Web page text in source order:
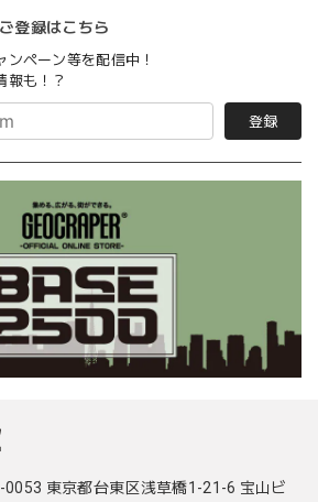
登録はこちら
ペーン等を配信中！
報も！？
登録
0053 東京都台東区浅草橋1-21-6 宝山ビ